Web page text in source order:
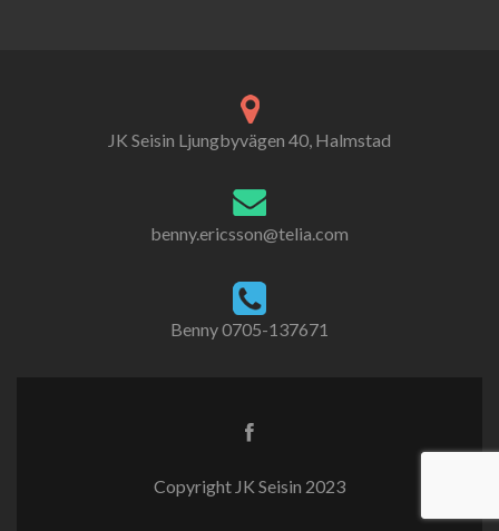
JK Seisin Ljungbyvägen 40, Halmstad
benny.ericsson@telia.com
Benny 0705-137671
Copyright JK Seisin 2023